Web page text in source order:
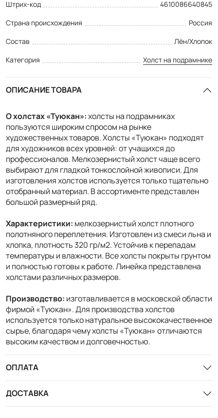
Штрих-код
4610086640845
Страна происхождения
Россия
Состав
Лён/Хлопок
Категория
Холст на подрамнике
ОПИСАНИЕ ТОВАРА
О холстах «Туюкан»:холсты на подрамниках
пользуются широким спросом на рынке
художественных товаров. Холсты «Туюкан» подходят
для художников всех уровней: от учащихся до
профессионалов. Мелкозернистый холст чаще всего
выбирают для гладкой тонкослойной живописи. Для
изготовления холстов используется только тщательно
отобранный материал. В ассортименте представлен
большой размерный ряд.
Характеристики: мелкозернистый холст плотного
полотняного переплетения. Изготовлен из смеси льна и
хлопка, плотность 320 гр/м2. Устойчив к перепадам
температуры и влажности. Все холсты покрыты грунтом
и полностью готовы к работе. Линейка представлена
холстами различных размеров.
Производство: изготавливается в московской области
фирмой «Туюкан». Для производства холстов
используется только натуральное высококачественное
сырье, благодаря чему холсты «Туюкан» отличаются
высоким качеством и долговечностью.
ОПЛАТА
ДОСТАВКА